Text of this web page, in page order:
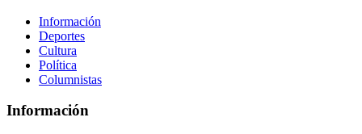
Información
Deportes
Cultura
Política
Columnistas
Información